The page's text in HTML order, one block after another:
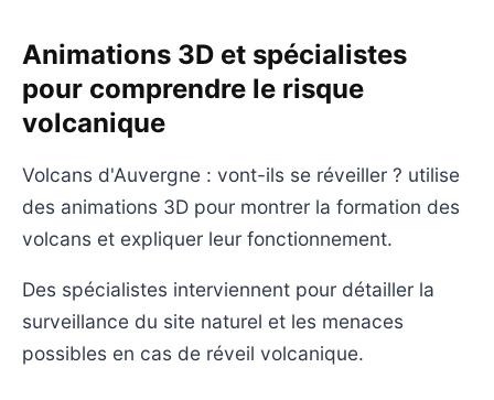
Animations 3D et spécialistes
pour comprendre le risque
volcanique
Volcans d'Auvergne : vont-ils se réveiller ? utilise
des animations 3D pour montrer la formation des
volcans et expliquer leur fonctionnement.
Des spécialistes interviennent pour détailler la
surveillance du site naturel et les menaces
possibles en cas de réveil volcanique.